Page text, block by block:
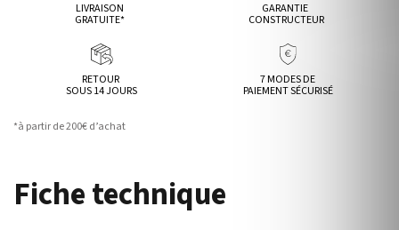
LIVRAISON
GRATUITE*
GARANTIE
CONSTRUCTEUR
RETOUR
SOUS 14 JOURS
7 MODES DE
PAIEMENT SÉCURISÉ
*à partir de 200€ d’achat
Fiche technique